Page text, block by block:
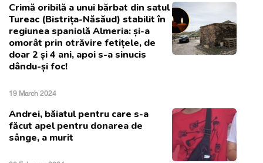
Crimă oribilă a unui bărbat din satul
Tureac (Bistrița-Năsăud) stabilit în
regiunea spaniolă Almeria: și-a
omorât prin otrăvire fetițele, de
doar 2 și 4 ani, apoi s-a sinucis
dându-și foc!
19 March 2024
Andrei, băiatul pentru care s-a
făcut apel pentru donarea de
sânge, a murit